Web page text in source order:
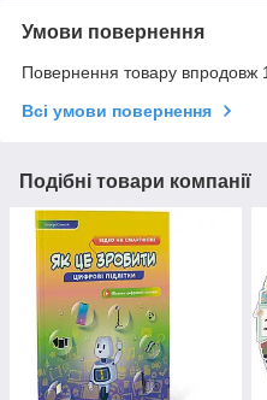
Умови повернення
Повернення товару впродовж
Всі умови повернення
Подібні товари компанії